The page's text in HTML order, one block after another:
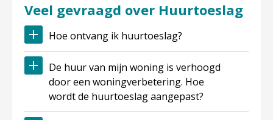
Veel gevraagd over Huurtoeslag
Hoe ontvang ik huurtoeslag?
De huur van mijn woning is verhoogd
door een woningverbetering. Hoe
wordt de huurtoeslag aangepast?